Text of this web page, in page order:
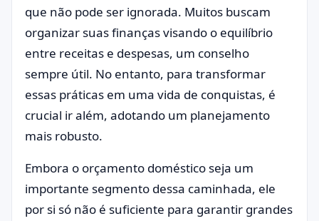
que não pode ser ignorada. Muitos buscam
organizar suas finanças visando o equilíbrio
entre receitas e despesas, um conselho
sempre útil. No entanto, para transformar
essas práticas em uma vida de conquistas, é
crucial ir além, adotando um planejamento
mais robusto.
Embora o orçamento doméstico seja um
importante segmento dessa caminhada, ele
por si só não é suficiente para garantir grandes